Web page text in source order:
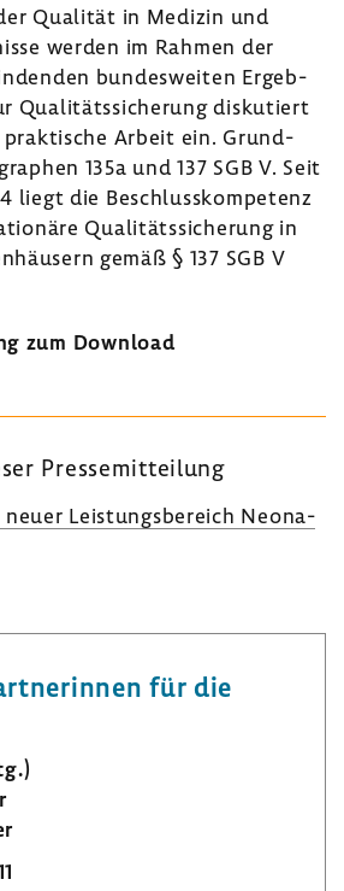
Qualität in Medizin und
werden im Rahmen der
bundes­weiten Ergeb­
Quali­täts­si­che­rung disku­tiert
Arbeit ein. Grund­
135a und 137 SGB V. Seit
liegt die Beschluss­kom­pe­tenz
Quali­täts­si­che­rung in
gemäß § 137 SGB V
zum Down­load
Pres­se­mit­tei­lung
neuer Leis­tungs­be­reich Neona­
für die